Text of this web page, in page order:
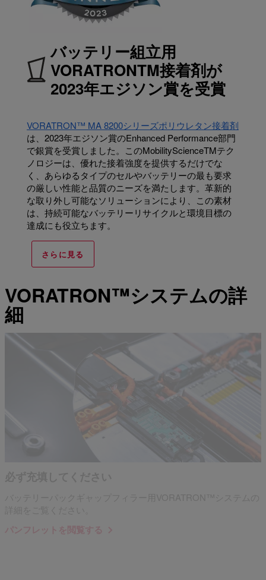
バッテリー組立用
VORATRONTM接着剤が
2023年エジソン賞を受賞
VORATRON™ MA 8200シリーズポリウレタン接着剤
は、2023年エジソン賞のEnhanced Performance部門
で銀賞を受賞しました。このMobilityScienceTMテク
ノロジーは、優れた接着強度を提供するだけでな
く、あらゆるタイプのセルやバッテリーの最も要求
の厳しい性能と品質のニーズを満たします。革新的
な取り外し可能なソリューションにより、この素材
は、持続可能なバッテリーリサイクルと環境目標の
達成にも役立ちます。
さらに見る
VORATRON™システムの詳
細
パンフレットを閲覧する